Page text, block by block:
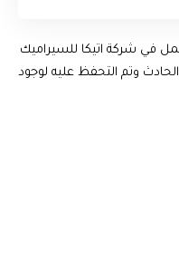
في شركة اتيكا للسيراميك
وتم التحفظ عليه لوجود